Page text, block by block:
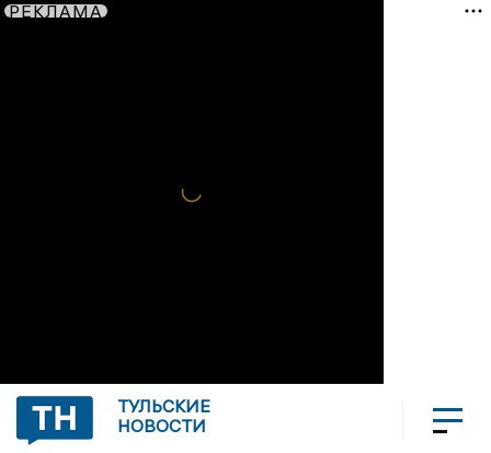
РЕКЛАМА
ТУЛЬСКИЕ
НОВОСТИ